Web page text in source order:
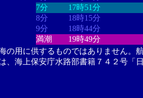
7分
17時51分
8分
18時15分
9分
18時44分
満潮
19時49分
の用に供するものではありません。
、海上保安庁水路部書籍７４２号「